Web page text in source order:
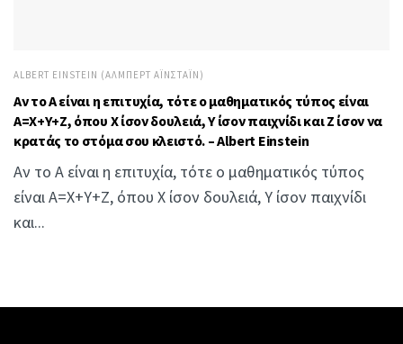
ALBERT EINSTEIN (ΆΛΜΠΕΡΤ ΑΪΝΣΤΆΙΝ)
Αν το Α είναι η επιτυχία, τότε ο μαθηματικός τύπος είναι
Α=Χ+Υ+Ζ, όπου Χ ίσον δουλειά, Υ ίσον παιχνίδι και Ζ ίσον να
κρατάς το στόμα σου κλειστό. – Albert Einstein
Αν το Α είναι η επιτυχία, τότε ο μαθηματικός τύπος
είναι Α=Χ+Υ+Ζ, όπου Χ ίσον δουλειά, Υ ίσον παιχνίδι
και...